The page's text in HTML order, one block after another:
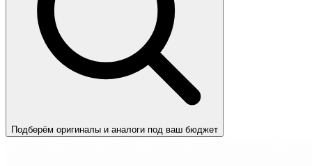
Подберём оригиналы и аналоги под ваш бюджет